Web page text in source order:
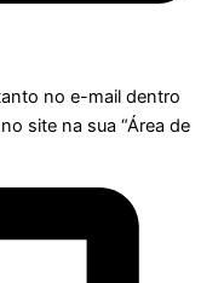
no e-mail dentro
site na sua “Área de